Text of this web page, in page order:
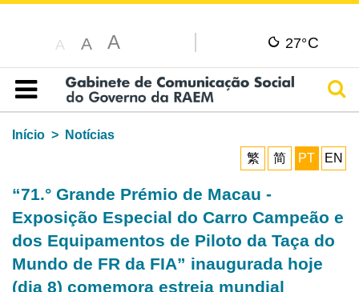
A A A 27°C
Índice
Início
Notícias
繁
简 PT EN
“71.° Grande Prémio de Macau -
Exposição Especial do Carro Campeão e
dos Equipamentos de Piloto da Taça do
Mundo de FR da FIA” inaugurada hoje
(dia 8) comemora estreia mundial